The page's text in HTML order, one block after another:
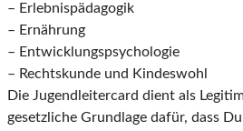
– Erlebnispädagogik
– Ernährung
– Entwicklungspsychologie
– Rechtskunde und Kindeswohl
Die Jugendleitercard dient als
gesetzliche Grundlage dafür, dass